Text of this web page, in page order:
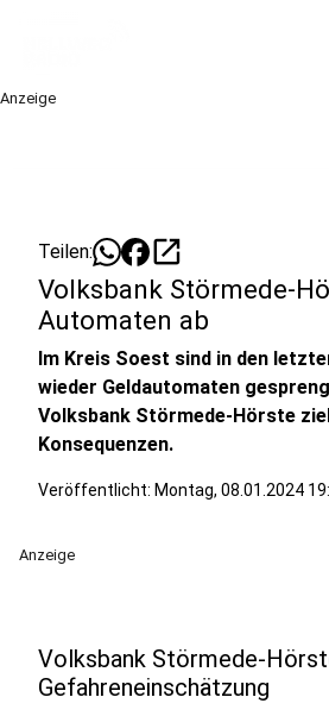
Anzeige
Teilen: open_in_new
Volksbank Störmede-
Automaten ab
Im Kreis Soest sind in den
wieder Geldautomaten
Volksbank Störmede-Hörste
Konsequenzen.
Veröffentlicht: Montag, 08.01.2024
Anzeige
Volksbank Störmede-
Gefahreneinschätzung